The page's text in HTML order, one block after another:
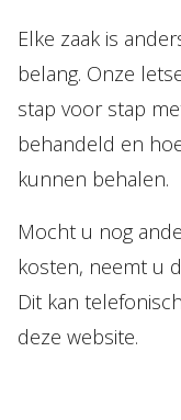
Elke zaak is
belang. Onze
stap voor stap
behandeld en
kunnen behalen.
Mocht u nog
kosten, neemt u
Dit kan
deze website.